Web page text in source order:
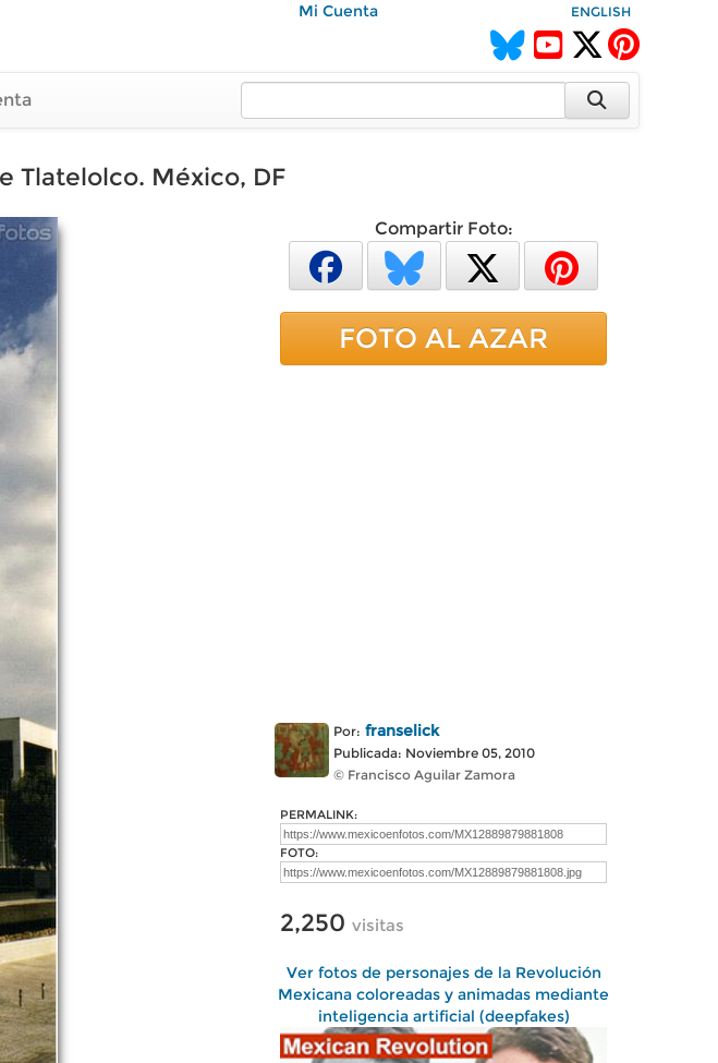
Mi Cuenta ENGLISH
Tlatelolco. México, DF
Compartir Foto:
FOTO AL AZAR
Por: franselick
Publicada: Noviembre 05, 2010
© Francisco Aguilar Zamora
PERMALINK:
FOTO:
2,250 visitas
Ver fotos de personajes de la Revolución
Mexicana coloreadas y animadas mediante
inteligencia artificial (deepfakes)